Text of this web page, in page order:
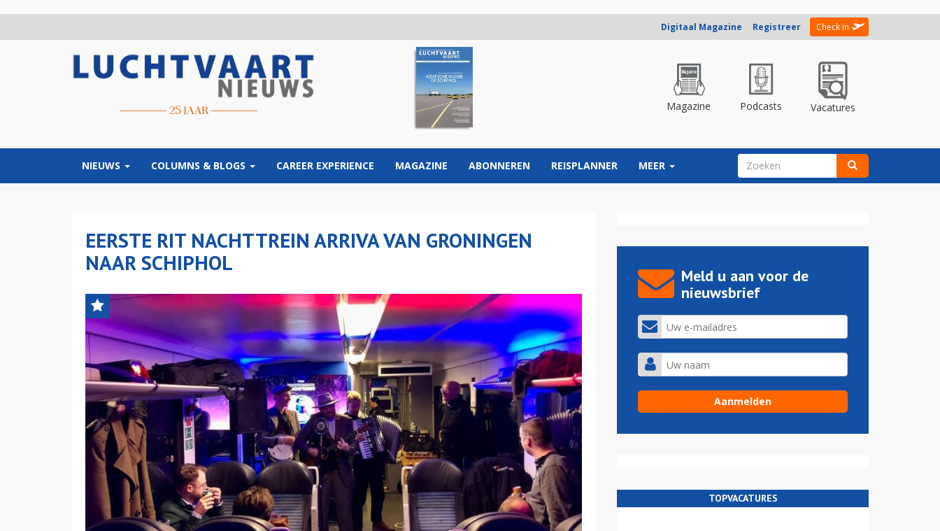
Digitaal Magazine Registreer Check in
Magazine Podcasts Vacatures
NIEUWS COLUMNS & BLOGS CAREER EXPERIENCE MAGAZINE ABONNEREN REISPLANNER MEER ZOEKVELD
EERSTE RIT NACHTTREIN ARRIVA VAN GRONINGEN
NAAR SCHIPHOL
Meld u aan voor de
nieuwsbrief
TOPVACATURES